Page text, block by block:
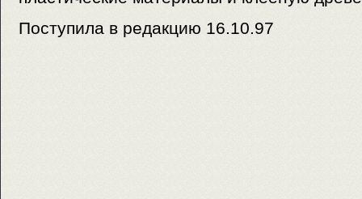
Поступила в редакцию 16.10.97